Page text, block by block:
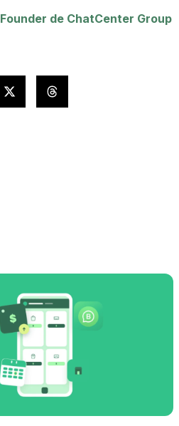
de ChatCenter Group